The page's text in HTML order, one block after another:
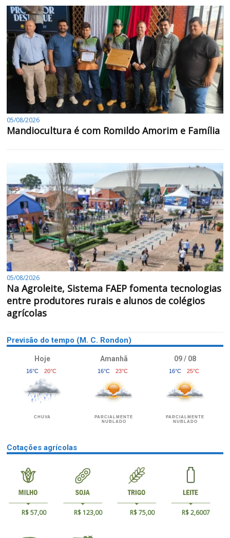
05/08/2026
Mandiocultura é com Romildo Amorim e Família
05/08/2026
Na Agroleite, Sistema FAEP fomenta tecnologias
entre produtores rurais e alunos de colégios
agrícolas
Previsão do tempo (M. C. Rondon)
Hoje
16°C 20°C
CHUVA
Amanhã
16°C 23°C
PARCIALMENTE
NUBLADO
09 / 08
16°C 25°C
PARCIALMENTE
NUBLADO
Cotações agrícolas
R$ 57,00 R$ 123,00 R$ 75,00 R$ 2,6007